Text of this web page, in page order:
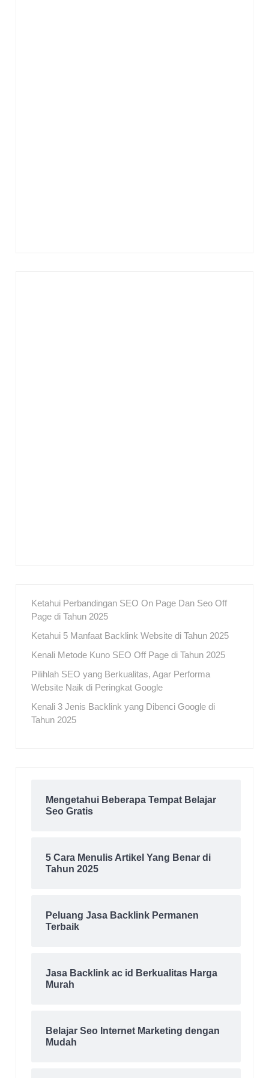
Ketahui Perbandingan SEO On Page Dan Seo Off
Page di Tahun 2025
Ketahui 5 Manfaat Backlink Website di Tahun 2025
Kenali Metode Kuno SEO Off Page di Tahun 2025
Pilihlah SEO yang Berkualitas, Agar Performa
Website Naik di Peringkat Google
Kenali 3 Jenis Backlink yang Dibenci Google di
Tahun 2025
Mengetahui Beberapa Tempat Belajar
Seo Gratis
5 Cara Menulis Artikel Yang Benar di
Tahun 2025
Peluang Jasa Backlink Permanen
Terbaik
Jasa Backlink ac id Berkualitas Harga
Murah
Belajar Seo Internet Marketing dengan
Mudah